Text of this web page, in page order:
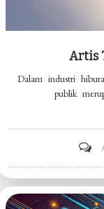
Artis
Dalam industri
publik